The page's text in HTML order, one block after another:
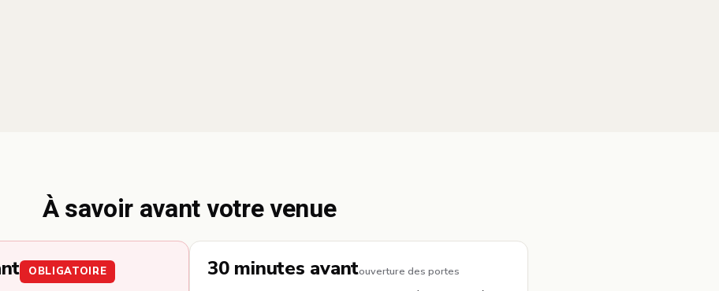
À savoir avant votre venue
OBLIGATOIRE 30 minutes avantouverture des portes